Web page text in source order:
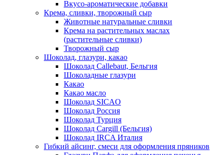
Вкусо-ароматические добавки
Крема, сливки, творожный сыр
Животные натуральные сливки
Крема на растительных маслах
(растительные сливки)
Творожный сыр
Шоколад, глазури, какао
Шоколад Callebaut, Бельгия
Шоколадные глазури
Какао
Какао масло
Шоколад SICAO
Шоколад Россия
Шоколад Турция
Шоколад Cargill (Бельгия)
Шоколад IRCA Италия
Гибкий айсинг, смеси для оформления пряников